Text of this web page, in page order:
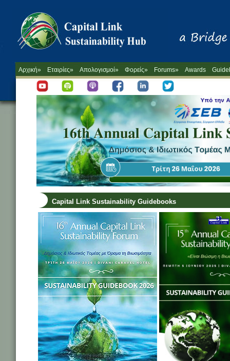
Αρχική» Εταιρίες» Απολογισμοί» Φορείς» Forums» Awards
Capital Link Sustainability Guidebooks